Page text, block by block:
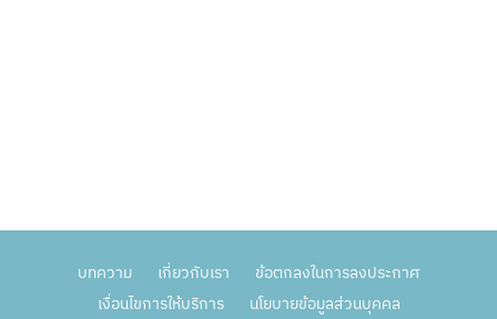
บทความ เกี่ยวกับเรา
ข้อตกลงในการลงประกาศ
เงื่อนไขการให้บริการ
นโยบายข้อมูลส่วนบุคคล